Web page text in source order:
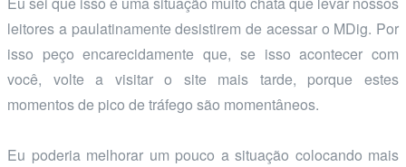
leitores a paulatinamente desistirem de acessar o MDig. Por
isso peço encarecidamente que, se isso acontecer com
você, volte a visitar o site mais tarde, porque estes
momentos de pico de tráfego são momentâneos.
Eu poderia melhorar um pouco a situação colocando mais